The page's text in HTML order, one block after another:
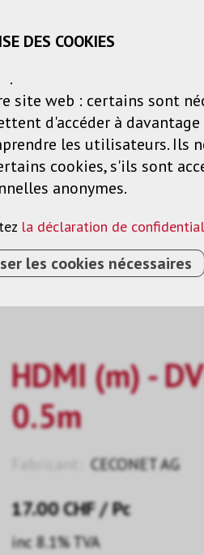
Listes de voeux
Solutions Services
›HDMI-DVI›HDMI (M) -
HDMI (m) -
0.5m
CECONET AG
17.00CHF/ Pc
inc 8.1% TVA
DES COOKIES
.
web : certains sont
d'accéder à
les utilisateurs. Ils
cookies, s'ils sont
anonymes.
la déclaration de
les cookies nécessaires